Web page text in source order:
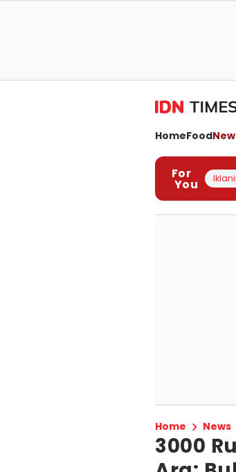
HomeFood
For
You
Home News
3000